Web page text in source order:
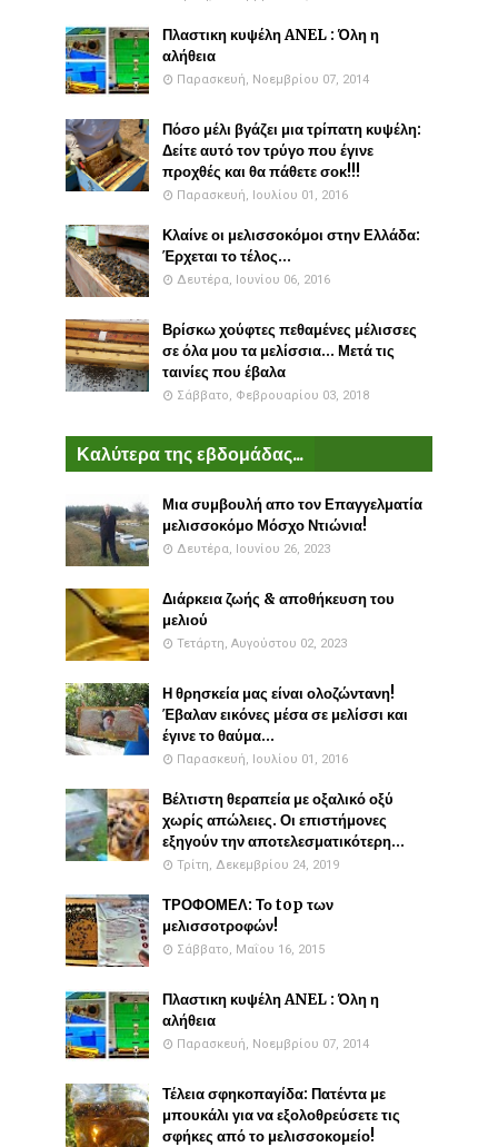
Πλαστικη κυψέλη ANEL : Όλη η
αλήθεια
Παρασκευή, Νοεμβρίου 07, 2014
Πόσο μέλι βγάζει μια τρίπατη κυψέλη:
Δείτε αυτό τον τρύγο που έγινε
προχθές και θα πάθετε σοκ!!!
Παρασκευή, Ιουλίου 01, 2016
Κλαίνε οι μελισσοκόμοι στην Ελλάδα:
Έρχεται το τέλος...
Δευτέρα, Ιουνίου 06, 2016
Βρίσκω χούφτες πεθαμένες μέλισσες
σε όλα μου τα μελίσσια... Μετά τις
ταινίες που έβαλα
Σάββατο, Φεβρουαρίου 03, 2018
Καλύτερα της εβδομάδας...
Μια συμβουλή απο τον Επαγγελματία
μελισσοκόμο Μόσχο Ντιώνια!
Δευτέρα, Ιουνίου 26, 2023
Διάρκεια ζωής & αποθήκευση του
μελιού
Τετάρτη, Αυγούστου 02, 2023
Η θρησκεία μας είναι ολοζώντανη!
Έβαλαν εικόνες μέσα σε μελίσσι και
έγινε το θαύμα...
Παρασκευή, Ιουλίου 01, 2016
Βέλτιστη θεραπεία με οξαλικό οξύ
χωρίς απώλειες. Οι επιστήμονες
εξηγούν την αποτελεσματικότερη...
Τρίτη, Δεκεμβρίου 24, 2019
ΤΡΟΦΟΜΕΛ: Το top των
μελισσοτροφών!
Σάββατο, Μαΐου 16, 2015
Πλαστικη κυψέλη ANEL : Όλη η
αλήθεια
Παρασκευή, Νοεμβρίου 07, 2014
Τέλεια σφηκοπαγίδα: Πατέντα με
μπουκάλι για να εξολοθρεύσετε τις
σφήκες από το μελισσοκομείο!